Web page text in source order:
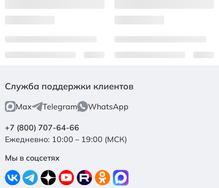
Служба поддержки клиентов
Max Telegram WhatsApp
+7 (800) 707-64-66
Ежедневно: 10:00 – 19:00 (МСК)
Мы в соцсетях